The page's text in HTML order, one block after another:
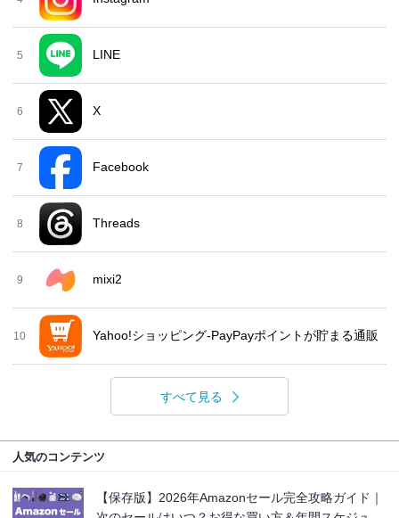
5 LINE
6 X
7 Facebook
8 Threads
9 mixi2
10 Yahoo!ショッピング-PayPayポイントが貯まる通販
すべて見る
人気のコンテンツ
【保存版】2026年Amazonセール完全攻略ガイド｜